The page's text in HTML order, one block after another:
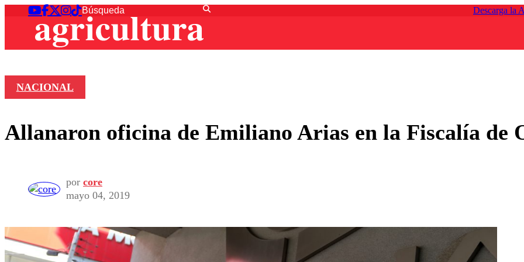
Descarga la
NACIONAL
Allanaron oficina de Emiliano Arias en la Fiscalía de
por core
mayo 04, 2019